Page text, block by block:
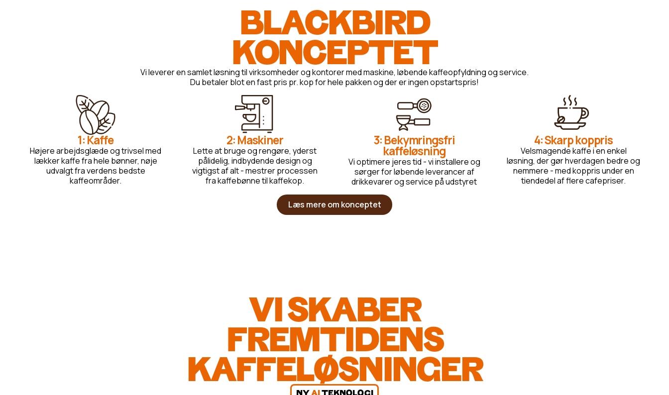
BLACKBIRD
KONCEPTET
Vi leverer en samlet løsning til virksomheder og kontorer med maskine, løbende kaffeopfyldning og service.
Du betaler blot en fast pris pr. kop for hele pakken og der er ingen opstartspris!
1: Kaffe
Højere arbejdsglæde og trivsel med
lækker kaffe fra hele bønner, nøje
udvalgt fra verdens bedste
kaffeområder.
2: Maskiner
Lette at bruge og rengøre, yderst
pålidelig, indbydende design og
vigtigst af alt - mestrer processen
fra kaffebønne til kaffekop.
3: Bekymringsfri
kaffeløsning
Vi optimere jeres tid - vi installere og
sørger for løbende leverancer af
drikkevarer og service på udstyret
4: Skarp koppris
Velsmagende kaffe i en enkel
løsning, der gør hverdagen bedre og
nemmere - med koppris under en
tiendedel af flere cafepriser.
Læs mere om konceptet
VI SKABER
FREMTIDENS
KAFFELØSNINGER